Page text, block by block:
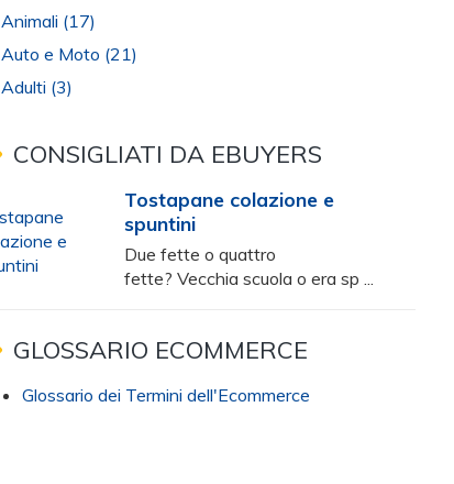
Animali (17)
Auto e Moto (21)
Adulti (3)
CONSIGLIATI DA EBUYERS
Tostapane colazione e
spuntini
Due fette o quattro
fette? Vecchia scuola o era sp ...
GLOSSARIO ECOMMERCE
Glossario dei Termini dell'Ecommerce